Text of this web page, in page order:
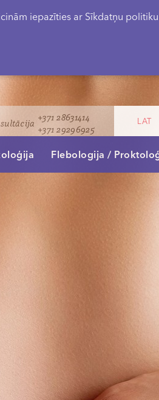
iepazīties ar Sīkdatņu
+371 28631414
+371 29296925
LAT
Flebologija /